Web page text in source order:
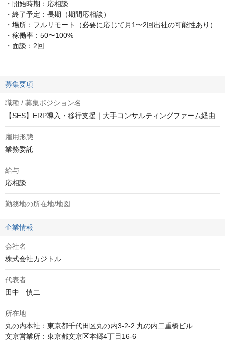
・開始時期：応相談
・終了予定：長期（期間応相談）
・場所：フルリモート（必要に応じて月1〜2回出社の可能性あり）
・稼働率：50〜100%
・面談：2回
募集要項
職種 / 募集ポジション名
【SES】ERP導入・移行支援｜大手コンサルティングファーム経由
雇用形態
業務委託
給与
応相談
勤務地の所在地/地図
企業情報
会社名
株式会社カジトル
代表者
田中　慎二
所在地
丸の内本社：東京都千代田区丸の内3-2-2 丸の内二重橋ビル
文京営業所：東京都文京区本郷4丁目16-6